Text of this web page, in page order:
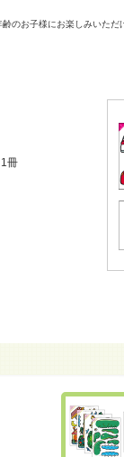
のお子様にお楽しみいただ
冊